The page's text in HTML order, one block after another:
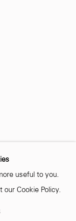
useful to you.
Cookie Policy.